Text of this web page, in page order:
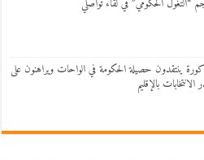
ينتقدون حصيلة الحكومة في الواحات ويراهنون على
بالإقليم